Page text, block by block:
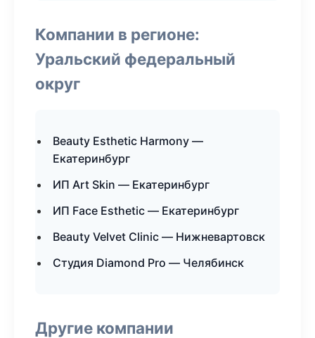
Компании в регионе:
Уральский федеральный
округ
Beauty Esthetic Harmony —
Екатеринбург
ИП Art Skin — Екатеринбург
ИП Face Esthetic — Екатеринбург
Beauty Velvet Clinic — Нижневартовск
Студия Diamond Pro — Челябинск
Другие компании